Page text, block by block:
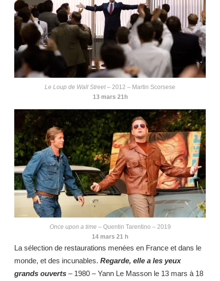
Le Loup de Wall Street– 2012 – Martin Scorsese
13 mars 21h
Once upon a time – Quentin Tarentino – 2019
14 mars 21 h
La sélection de restaurations menées en France et dans le
monde, et des incunables. Regarde, elle a les yeux
grands ouverts – 1980 – Yann Le Masson le 13 mars à 18